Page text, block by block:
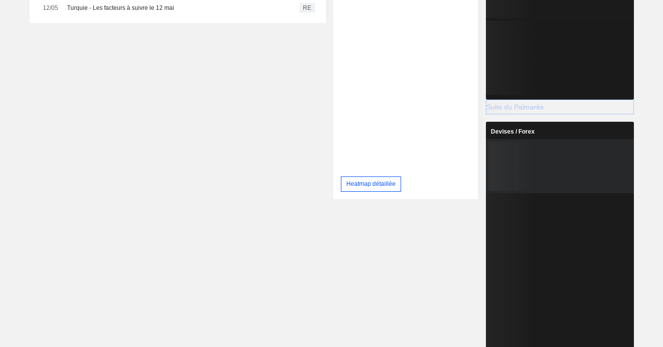
12/05 Turquie - Les facteurs à suivre le 12 mai RE
Heatmap détaillée
Suite du Palmarès
Devises / Forex